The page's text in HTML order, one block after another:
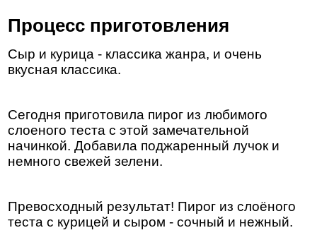
Процесс приготовления
Сыр и курица - классика жанра, и очень
вкусная классика.
Сегодня приготовила пирог из любимого
слоеного теста с этой замечательной
начинкой. Добавила поджаренный лучок и
немного свежей зелени.
Превосходный результат! Пирог из слоёного
теста с курицей и сыром - сочный и нежный.